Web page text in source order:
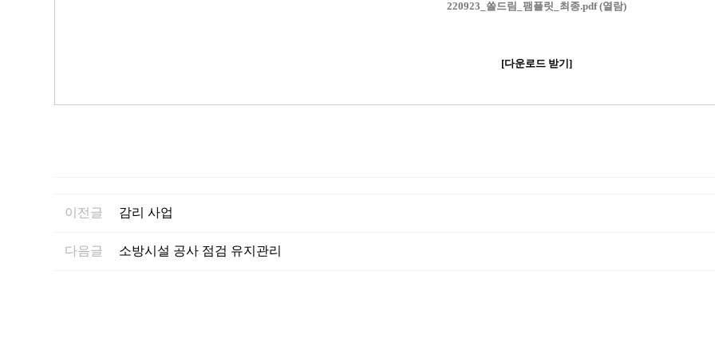
220923_쏠드림_팸플릿_최종.pdf (열람)
[다운로드 받기]
이전글 감리 사업
다음글 소방시설 공사 점검 유지관리